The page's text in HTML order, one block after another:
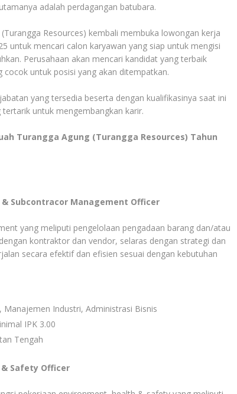
adalah perdagangan batubara.
Resources) kembali membuka lowongan kerja
untuk mencari calon karyawan yang siap untuk mengisi
Perusahaan akan mencari kandidat yang terbaik
cocok untuk posisi yang akan ditempatkan.
yang tersedia beserta dengan kualifikasinya saat ini
untuk mengembangkan karir.
Turangga Agung (Turangga Resources) Tahun
& Subcontracor Management Officer
yang meliputi pengelolaan pengadaan barang dan/atau
kontraktor dan vendor, selaras dengan strategi dan
secara efektif dan efisien sesuai dengan kebutuhan
Industri, Administrasi Bisnis
IPK 3.00
Tengah
& Safety Officer